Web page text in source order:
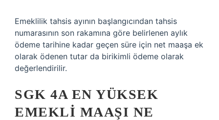
Emeklilik tahsis ayının başlangıcından tahsis
numarasının son rakamına göre belirlenen aylık
ödeme tarihine kadar geçen süre için net maaşa ek
olarak ödenen tutar da birikimli ödeme olarak
değerlendirilir.
SGK 4A EN YÜKSEK
EMEKLI MAAŞI NE